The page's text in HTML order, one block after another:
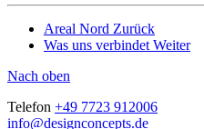
Areal Nord Zurück
Was uns verbindet Weiter
Nach oben
Telefon +49 7723 912006
info@designconcepts.de